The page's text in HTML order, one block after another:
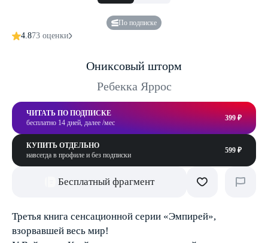
По подписке
4.873 оценки
Ониксовый шторм
Ребекка Яррос
ЧИТАТЬ ПО ПОДПИСКЕ
бесплатно 14 дней, далее /мес
399 ₽
КУПИТЬ ОТДЕЛЬНО
навсегда в профиле и без подписки
599 ₽
Бесплатный фрагмент
Третья книга сенсационной серии «Эмпирей»,
взорвавшей весь мир!